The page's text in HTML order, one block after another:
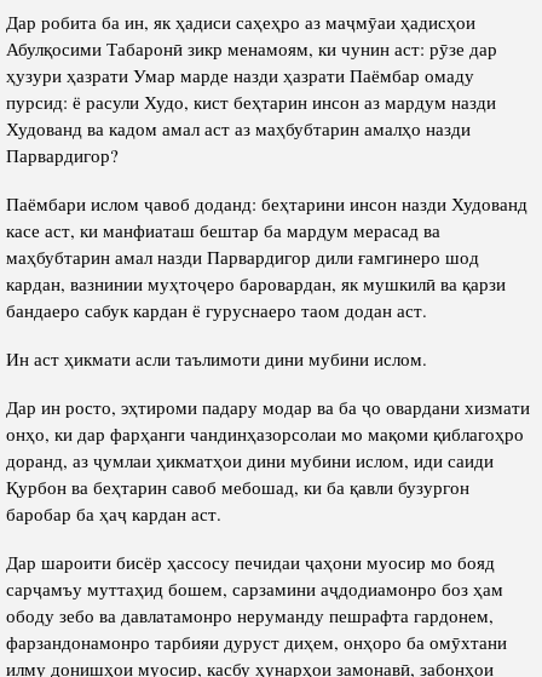
Дар робита ба ин, як ҳадиси саҳеҳро аз маҷмӯаи ҳадисҳои
Абулқосими Табаронӣ зикр менамоям, ки чунин аст: рӯзе дар
ҳузури ҳазрати Умар марде назди ҳазрати Паёмбар омаду
пурсид: ё расули Худо, кист беҳтарин инсон аз мардум назди
Худованд ва кадом амал аст аз маҳбубтарин амалҳо назди
Парвардигор?
Паёмбари ислом ҷавоб доданд: беҳтарини инсон назди Худованд
касе аст, ки манфиаташ бештар ба мардум мерасад ва
маҳбубтарин амал назди Парвардигор дили ғамгинеро шод
кардан, вазнинии муҳтоҷеро баровардан, як мушкилӣ ва қарзи
бандаеро сабук кардан ё гуруснаеро таом додан аст.
Ин аст ҳикмати асли таълимоти дини мубини ислом.
Дар ин росто, эҳтироми падару модар ва ба ҷо овардани хизмати
онҳо, ки дар фарҳанги чандинҳазорсолаи мо мақоми қиблагоҳро
доранд, аз ҷумлаи ҳикматҳои дини мубини ислом, иди саиди
Қурбон ва беҳтарин савоб мебошад, ки ба қавли бузургон
баробар ба ҳаҷ кардан аст.
Дар шароити бисёр ҳассосу печидаи ҷаҳони муосир мо бояд
сарҷамъу муттаҳид бошем, сарзамини аҷдодиамонро боз ҳам
ободу зебо ва давлатамонро неруманду пешрафта гардонем,
фарзандонамонро тарбияи дуруст диҳем, онҳоро ба омӯхтани
илму донишҳои муосир, касбу ҳунарҳои замонавӣ, забонҳои